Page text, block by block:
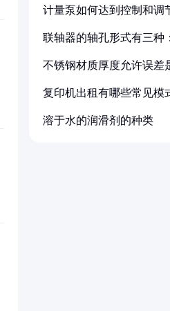
计量泵如何达到控制和调
联轴器的轴孔形式有三种
不锈钢材质厚度允许误差
复印机出租有哪些常见模
溶于水的润滑剂的种类